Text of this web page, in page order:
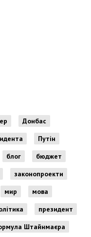
Донбас
Путін
блог
бюджет
законопроекти
мир
мова
президент
Штайнмаєра